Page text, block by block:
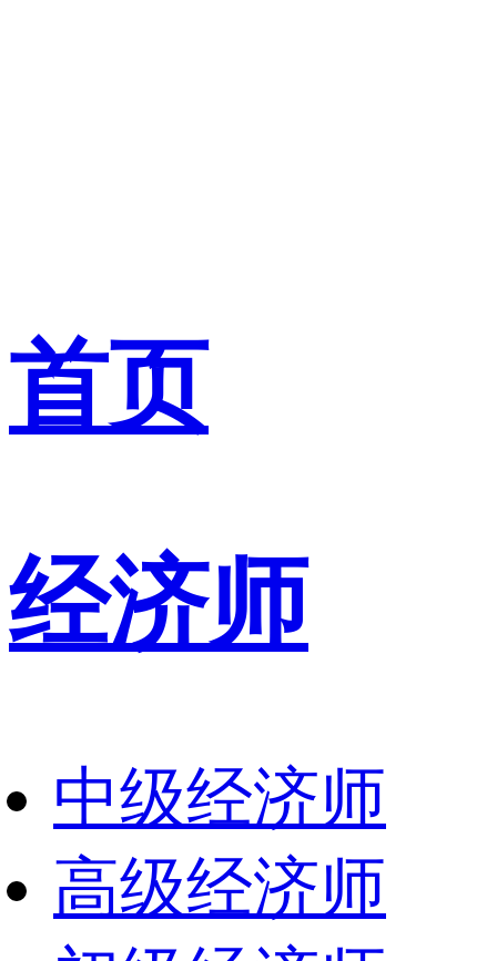
首页
经济师
中级经济师
高级经济师